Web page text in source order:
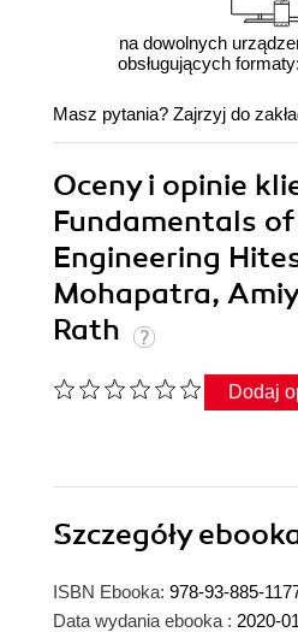
na dowolnych
obsługujących
Masz pytania? Zajrzyj do
Oceny i opinie
Fundamentals
Engineering
Mohapatra,
Rath
Dodaj
Szczegóły
ISBN Ebooka: 978-93-885-
Data wydania ebooka : 2020-